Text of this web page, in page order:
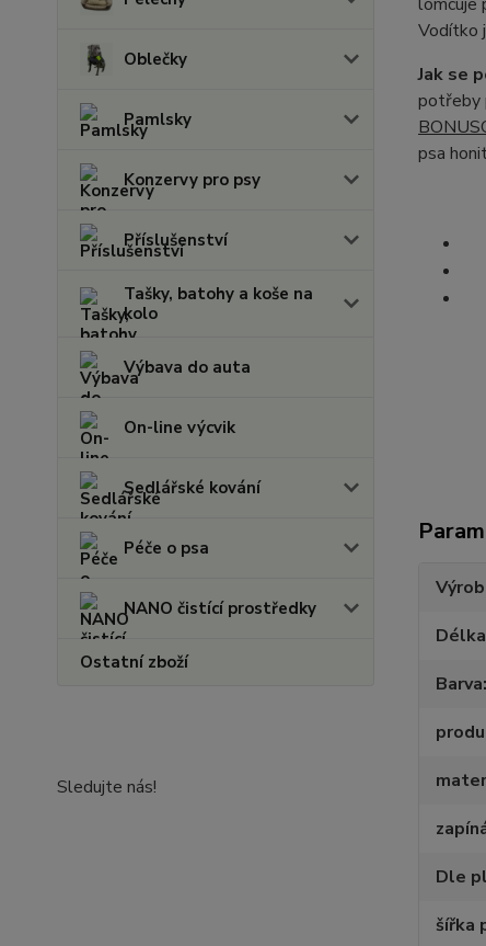
Oblečky
Pamlsky
Konzervy pro psy
Příslušenství
Tašky, batohy a koše na
kolo
Výbava do auta
On-line výcvik
Sedlářské kování
Péče o psa
NANO čistící prostředky
Ostatní zboží
Sledujte nás!
Vodítko
Jak se
potřeby
psa
Délka
Barva
Dle
šířka